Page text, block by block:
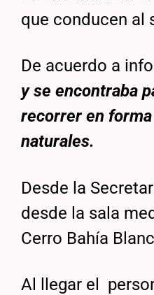
que conducen al
De acuerdo a
y se encontraba
recorrer en
naturales.
Desde la
desde la sala
Cerro Bahía
Al llegar el